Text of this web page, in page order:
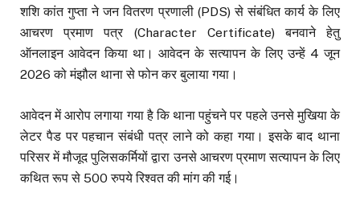
शशि कांत गुप्ता ने जन वितरण प्रणाली (PDS) से संबंधित कार्य के लिए
आचरण प्रमाण पत्र (Character Certificate) बनवाने हेतु
ऑनलाइन आवेदन किया था। आवेदन के सत्यापन के लिए उन्हें 4 जून
2026 को मंझौल थाना से फोन कर बुलाया गया।
आवेदन में आरोप लगाया गया है कि थाना पहुंचने पर पहले उनसे मुखिया के
लेटर पैड पर पहचान संबंधी पत्र लाने को कहा गया। इसके बाद थाना
परिसर में मौजूद पुलिसकर्मियों द्वारा उनसे आचरण प्रमाण सत्यापन के लिए
कथित रूप से 500 रुपये रिश्वत की मांग की गई।